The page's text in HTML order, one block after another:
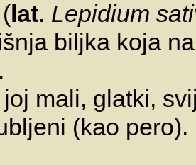
lat. Lepidium
biljka koja
mali, glatki,
(kao pero).